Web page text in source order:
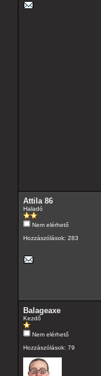
Attila 86
Haladó
Nem elérhető
Hozzászólások: 283
Balageaxe
Kezdő
Nem elérhető
Hozzászólások: 79